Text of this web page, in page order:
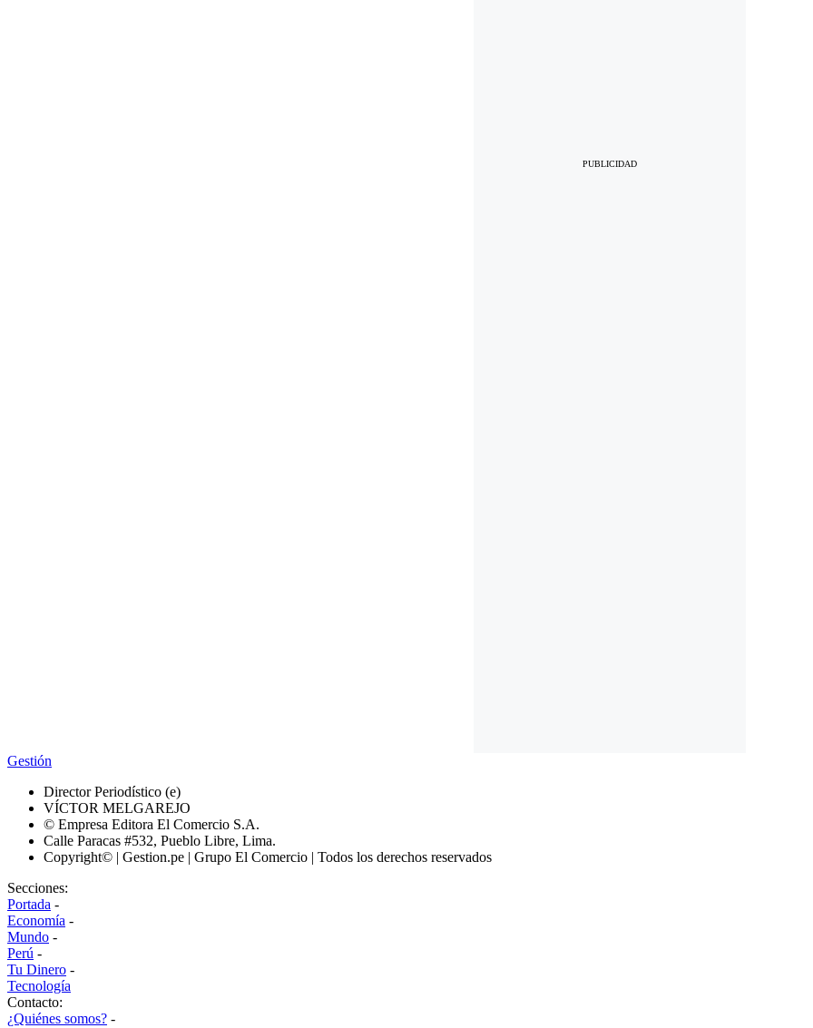
Gestión
Director Periodístico (e)
VÍCTOR MELGAREJO
© Empresa Editora El Comercio S.A.
Calle Paracas #532, Pueblo Libre, Lima.
Copyright© | Gestion.pe | Grupo El Comercio | Todos los derechos reservados
Secciones:
Portada -
Economía -
Mundo -
Perú -
Tu Dinero -
Tecnología
Contacto:
¿Quiénes somos? -